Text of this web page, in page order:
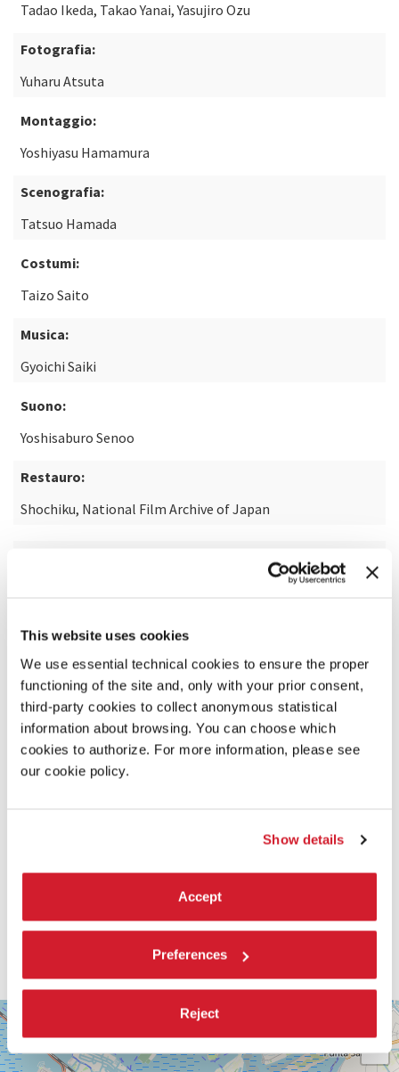
This website uses cookies
We use essential technical cookies to ensure the proper
functioning of the site and, only with your prior consent,
third-party cookies to collect anonymous statistical
information about browsing. You can choose which
cookies to authorize. For more information, please see
our cookie policy.
Show details
Accept
Preferences
Reject
Tadao Ikeda, Takao Yanai, Yasujiro Ozu
Fotografia:
Yuharu Atsuta
Montaggio:
Yoshiyasu Hamamura
Scenografia:
Tatsuo Hamada
Costumi:
Taizo Saito
Musica:
Gyoichi Saiki
Suono:
Yoshisaburo Senoo
Restauro:
Shochiku, National Film Archive of Japan
Imagica Entertainment Media Services, Inc. and Shochiku
SCOPRI DI PIÙ SUL FILM
SALA
VOLPI
LUNGOMARE
−